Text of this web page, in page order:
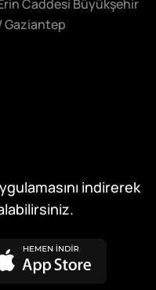
Caddesi Büyükşehir
Gaziantep
indirerek